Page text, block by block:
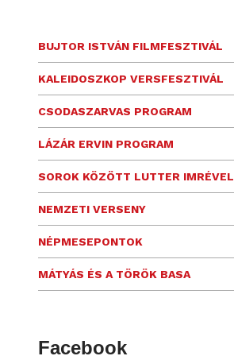
BUJTOR ISTVÁN FILMFESZTIVÁL
KALEIDOSZKOP VERSFESZTIVÁL
CSODASZARVAS PROGRAM
LÁZÁR ERVIN PROGRAM
SOROK KÖZÖTT LUTTER IMRÉVEL
NEMZETI VERSENY
NÉPMESEPONTOK
MÁTYÁS ÉS A TÖRÖK BASA
Facebook